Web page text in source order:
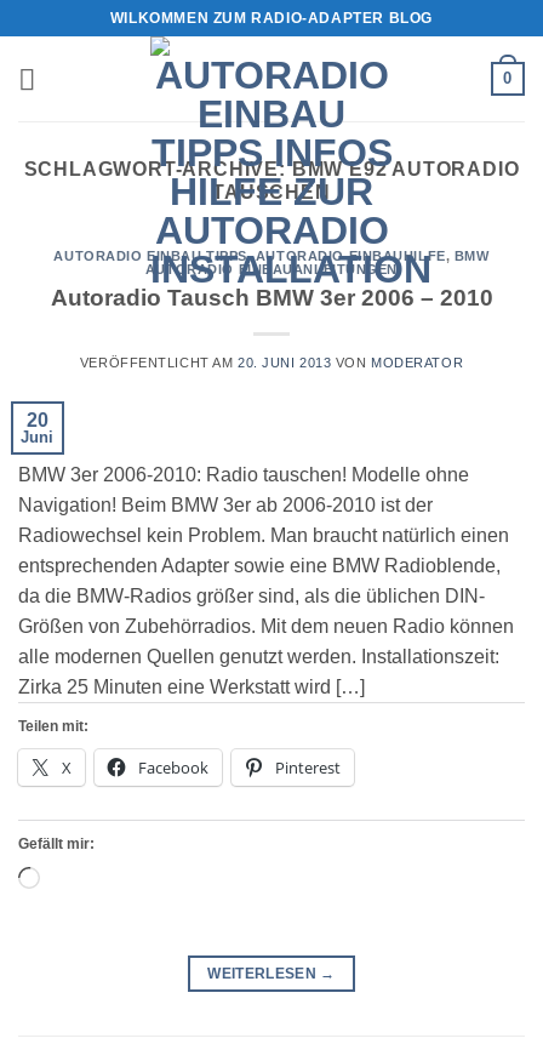
springen
WILKOMMEN ZUM RADIO-ADAPTER BLOG
0
SCHLAGWORT-ARCHIVE:BMW E92 AUTORADIO
TAUSCHEN
AUTORADIO EINBAU TIPPS,AUTORADIO EINBAUHILFE, BMW
AUTORADIO EINBAUANLEITUNGEN
Autoradio Tausch BMW 3er 2006 – 2010
VERÖFFENTLICHT AM 20. JUNI 2013 VON MODERATOR
20
Juni
BMW 3er 2006-2010: Radio tauschen! Modelle ohne
Navigation! Beim BMW 3er ab 2006-2010 ist der
Radiowechsel kein Problem. Man braucht natürlich einen
entsprechenden Adapter sowie eine BMW Radioblende,
da die BMW-Radios größer sind, als die üblichen DIN-
Größen von Zubehörradios. Mit dem neuen Radio können
alle modernen Quellen genutzt werden. Installationszeit:
Zirka 25 Minuten eine Werkstatt wird […]
Teilen mit:
X Facebook Pinterest
Gefällt mir:
Wird
WEITERLESEN →